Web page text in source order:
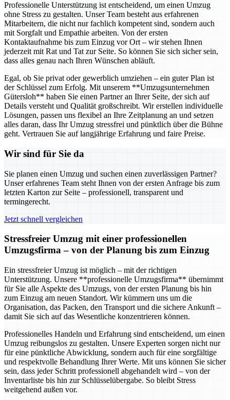
Professionelle Unterstützung ist entscheidend, um einen Umzug
ohne Stress zu gestalten. Unser Team besteht aus erfahrenen
Mitarbeitern, die nicht nur fachlich kompetent sind, sondern auch
mit Sorgfalt und Empathie arbeiten. Von der ersten
Kontaktaufnahme bis zum Einzug vor Ort – wir stehen Ihnen
jederzeit mit Rat und Tat zur Seite. So können Sie sich sicher sein,
dass alles genau nach Ihren Wünschen abläuft.
Egal, ob Sie privat oder gewerblich umziehen – ein guter Plan ist
der Schlüssel zum Erfolg. Mit unserem **Umzugsunternehmen
Gütersloh** haben Sie einen Partner an Ihrer Seite, der sich auf
Details versteht und Qualität großschreibt. Wir erstellen individuelle
Lösungen, passen uns flexibel an Ihre Zeitplanung an und setzen
alles daran, dass Ihr Umzug stressfrei und pünktlich über die Bühne
geht. Vertrauen Sie auf langjährige Erfahrung und faire Preise.
Wir sind für Sie da
Sie planen einen Umzug und suchen einen zuverlässigen Partner?
Unser erfahrenes Team steht Ihnen von der ersten Anfrage bis zum
letzten Karton zur Seite – professionell, transparent und
termingerecht.
Jetzt schnell vergleichen
Stressfreier Umzug mit einer professionellen
Umzugsfirma – von der Planung bis zum Einzug
Ein stressfreier Umzug ist möglich – mit der richtigen
Unterstützung. Unsere **professionelle Umzugsfirma** übernimmt
für Sie alle Aspekte des Umzugs, von der ersten Planung bis hin
zum Einzug am neuen Standort. Wir kümmern uns um die
Organisation, das Packen, den Transport und die sichere Ankunft –
damit Sie sich auf das Wesentliche konzentrieren können.
Professionelles Handeln und Erfahrung sind entscheidend, um einen
Umzug reibungslos zu gestalten. Unsere Experten sorgen nicht nur
für eine pünktliche Abwicklung, sondern auch für eine sorgfältige
und respektvolle Behandlung Ihrer Werte. Mit uns können Sie sicher
sein, dass jeder Schritt professionell abgehandelt wird – von der
Inventarliste bis hin zur Schlüsselübergabe. So bleibt Stress
weitgehend außen vor.